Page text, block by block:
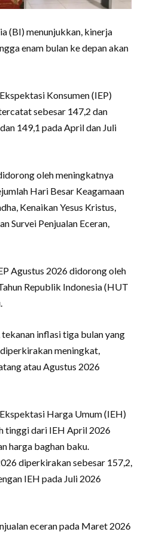
(BI) menunjukkan, kinerja
enam bulan ke depan akan
Konsumen (IEP)
sebesar 147,2 dan
149,1 pada April dan Juli
oleh meningkatnya
Hari Besar Keagamaan
Kenaikan Yesus Kristus,
Survei Penjualan Eceran,
Agustus 2026 didorong oleh
Republik Indonesia (HUT
inflasi tiga bulan yang
meningkat,
atau Agustus 2026
Harga Umum (IEH)
tinggi dari IEH April 2026
harga baghan baku.
diperkirakan sebesar 157,2,
IEH pada Juli 2026
eceran pada Maret 2026